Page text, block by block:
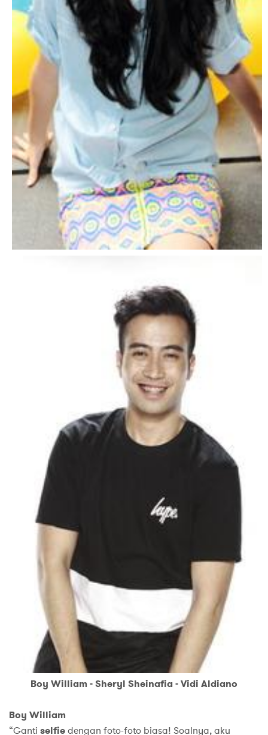
Boy William - Sheryl Sheinafia - Vidi Aldiano
Boy William
“Ganti selfiedengan foto-foto biasa! Soalnya, aku